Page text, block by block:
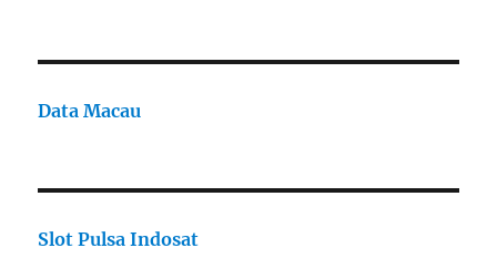
Data Macau
Slot Pulsa Indosat